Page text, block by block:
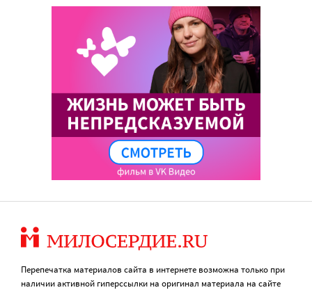
Перепечатка материалов сайта в интернете возможна только при
наличии активной гиперссылки на оригинал материала на сайте